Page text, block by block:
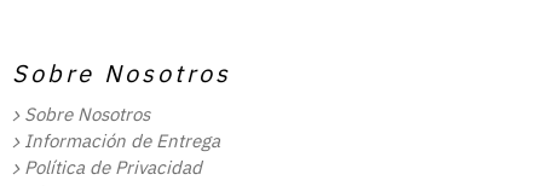
Sobre Nosotros
Sobre Nosotros
Información de Entrega
Política de Privacidad